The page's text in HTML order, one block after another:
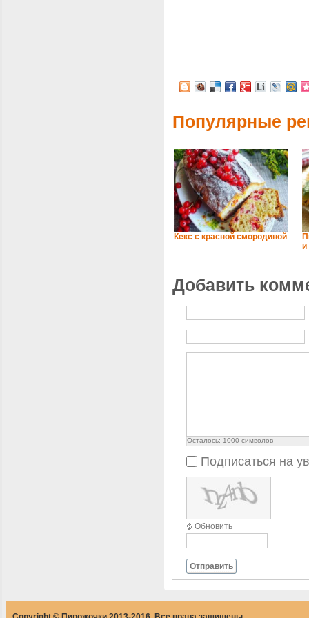
Популярные
Кекс с красной смородиной
и
Добавить
Осталось: 1000 символов
Подписаться на
Обновить
Отправить